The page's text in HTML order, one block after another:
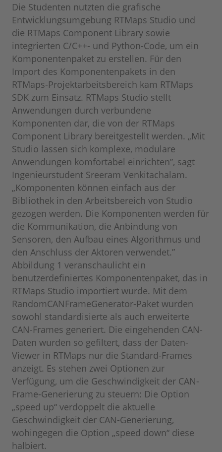
Die Studenten nutzten die grafische
Entwicklungsumgebung RTMaps Studio und
die RTMaps Component Library sowie
integrierten C/C++- und Python-Code, um ein
Komponentenpaket zu erstellen. Für den
Import des Komponentenpakets in den
RTMaps-Projektarbeitsbereich kam RTMaps
SDK zum Einsatz. RTMaps Studio stellt
Anwendungen durch verbundene
Komponenten dar, die von der RTMaps
Component Library bereitgestellt werden. „Mit
Studio lassen sich komplexe, modulare
Anwendungen komfortabel einrichten”, sagt
Ingenieurstudent Sreeram Venkitachalam.
„Komponenten können einfach aus der
Bibliothek in den Arbeitsbereich von Studio
gezogen werden. Die Komponenten werden für
die Kommunikation, die Anbindung von
Sensoren, den Aufbau eines Algorithmus und
den Anschluss der Aktoren verwendet.”
Abbildung 1 veranschaulicht ein
benutzerdefiniertes Komponentenpaket, das in
RTMaps Studio importiert wurde. Mit dem
RandomCANFrameGenerator-Paket wurden
sowohl standardisierte als auch erweiterte
CAN-Frames generiert. Die eingehenden CAN-
Daten wurden so gefiltert, dass der Daten-
Viewer in RTMaps nur die Standard-Frames
anzeigt. Es stehen zwei Optionen zur
Verfügung, um die Geschwindigkeit der CAN-
Frame-Generierung zu steuern: Die Option
„speed up“ verdoppelt die aktuelle
Geschwindigkeit der CAN-Generierung,
wohingegen die Option „speed down“ diese
halbiert.